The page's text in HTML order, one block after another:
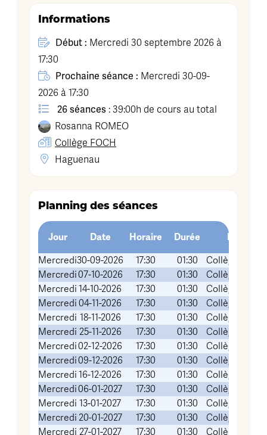
Informations
Début : Mercredi 30 septembre 2026 à
17:30
Prochaine séance : Mercredi 30-09-
2026 à 17:30
26 séances : 39:00h de cours au total
Rosanna ROMEO
Collège FOCH
Haguenau
Planning des séances
Jour Date Horaire Durée
Lieu
Mercredi30-09-2026 17:30 01:30
Collège
Mercredi07-10-2026 17:30 01:30
Collège
Mercredi 14-10-2026 17:30 01:30
Collège
Mercredi 04-11-2026 17:30 01:30
Collège
Mercredi 18-11-2026 17:30 01:30
Collège
Mercredi 25-11-2026 17:30 01:30
Collège
Mercredi02-12-2026 17:30 01:30
Collège
Mercredi09-12-2026 17:30 01:30
Collège
Mercredi 16-12-2026 17:30 01:30
Collège
Mercredi06-01-2027 17:30 01:30
Collège
Mercredi 13-01-2027 17:30 01:30
Collège
Mercredi 20-01-2027 17:30 01:30
Collège
Mercredi 27-01-2027 17:30 01:30 Collège